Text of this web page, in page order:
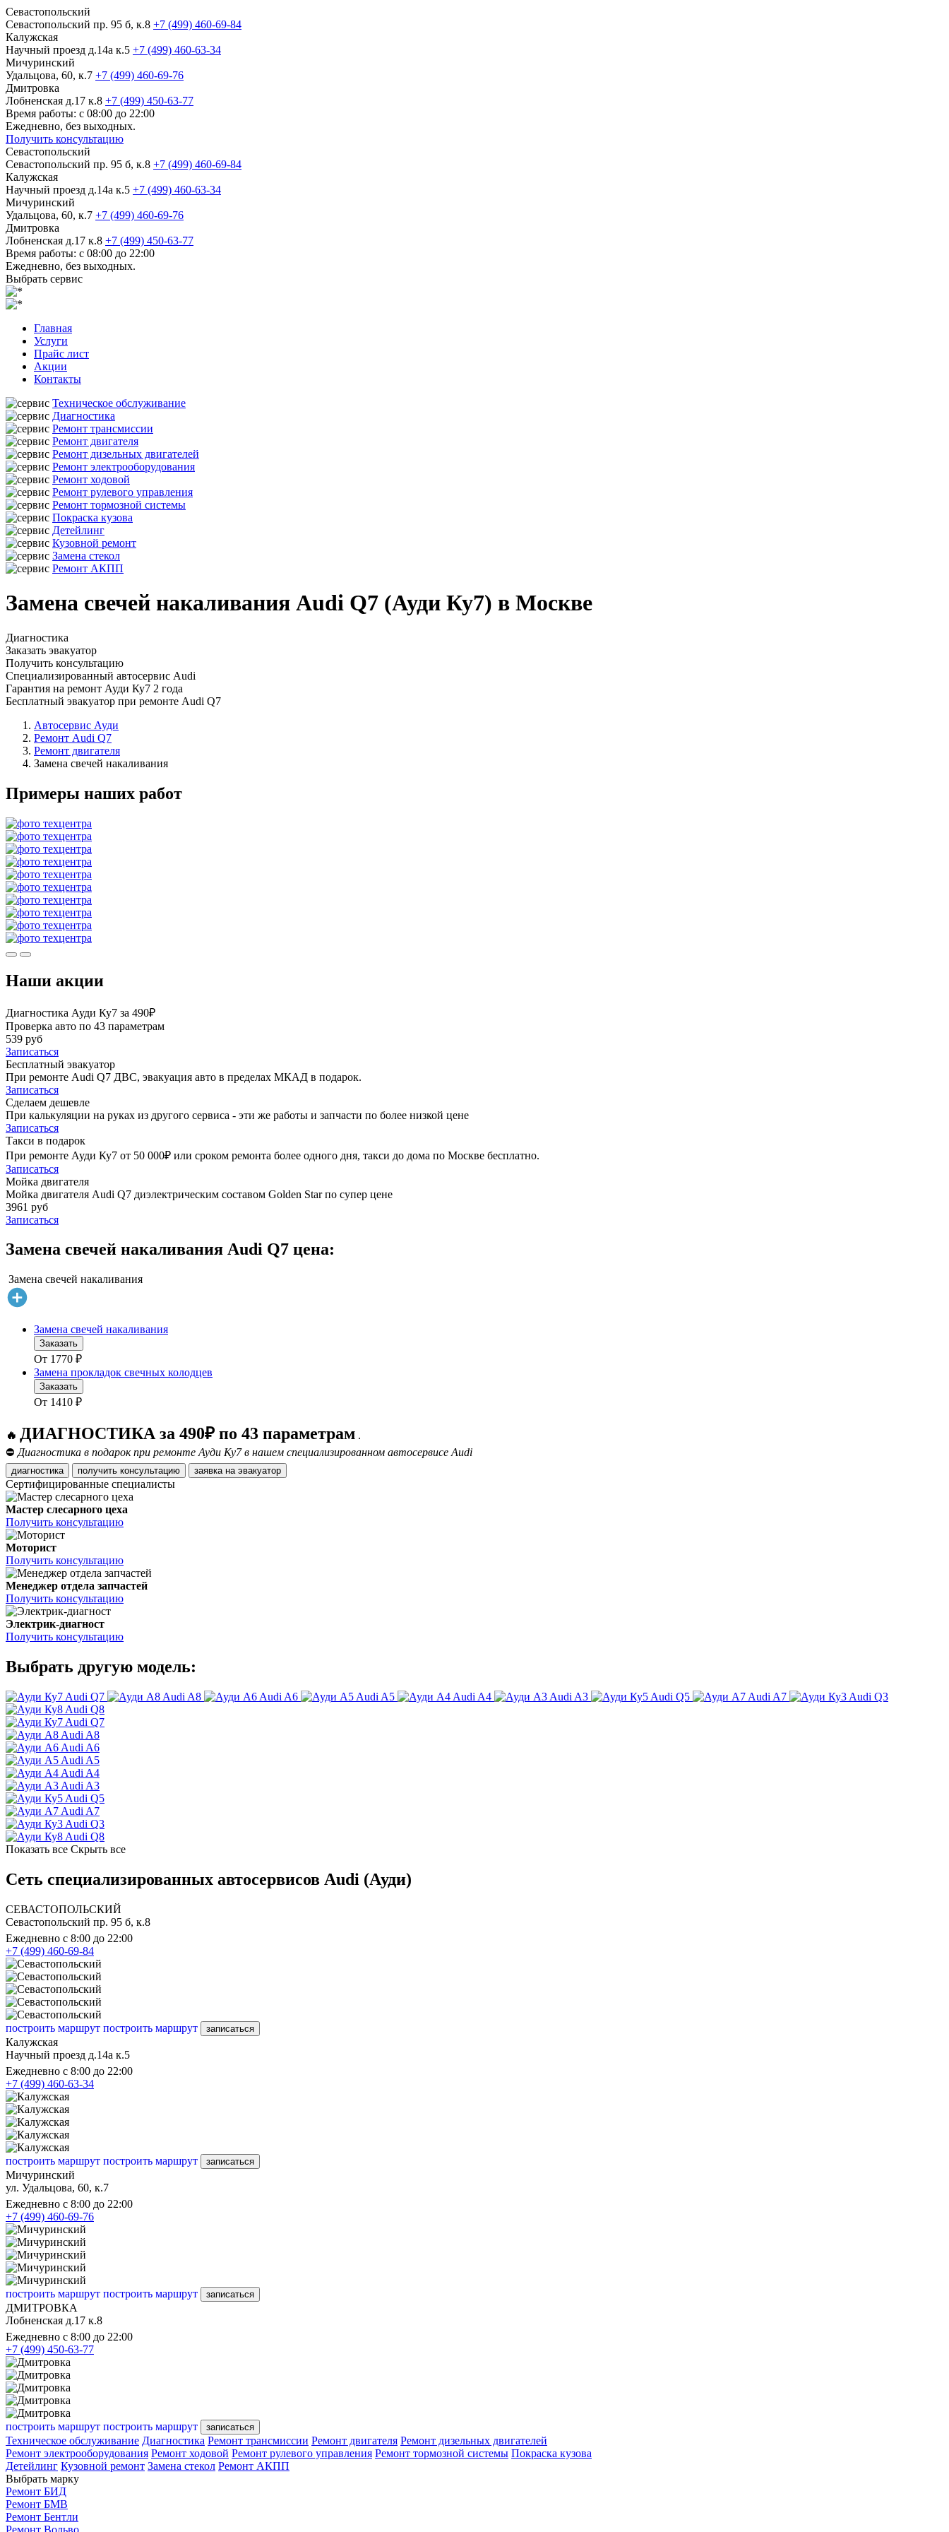
Севастопольский
Севастопольский пр. 95 б, к.8 +7 (499) 460-69-84
Калужская
Научный проезд д.14а к.5 +7 (499) 460-63-34
Мичуринский
Удальцова, 60, к.7 +7 (499) 460-69-76
Дмитровка
Лобненская д.17 к.8 +7 (499) 450-63-77
Время работы: с 08:00 до 22:00
Ежедневно, без выходных.
Получить консультацию
Севастопольский
Севастопольский пр. 95 б, к.8 +7 (499) 460-69-84
Калужская
Научный проезд д.14а к.5 +7 (499) 460-63-34
Мичуринский
Удальцова, 60, к.7 +7 (499) 460-69-76
Дмитровка
Лобненская д.17 к.8 +7 (499) 450-63-77
Время работы: с 08:00 до 22:00
Ежедневно, без выходных.
Выбрать сервис
Главная
Услуги
Прайс лист
Акции
Контакты
Техническое обслуживание
Диагностика
Ремонт трансмиссии
Ремонт двигателя
Ремонт дизельных двигателей
Ремонт электрооборудования
Ремонт ходовой
Ремонт рулевого управления
Ремонт тормозной системы
Покраска кузова
Детейлинг
Кузовной ремонт
Замена стекол
Ремонт АКПП
Замена свечей накаливания Audi Q7 (Ауди Ку7) в Москве
Диагностика
Заказать эвакуатор
Получить консультацию
Специализированный автосервис Audi
Гарантия на ремонт Ауди Ку7 2 года
Бесплатный эвакуатор при ремонте Audi Q7
Автосервис Ауди
Ремонт Audi Q7
Ремонт двигателя
Замена свечей накаливания
Примеры наших работ
Наши акции
Диагностика Ауди Ку7 за 490₽
Проверка авто по 43 параметрам
539 руб
Записаться
Бесплатный эвакуатор
При ремонте Audi Q7 ДВС, эвакуация авто в пределах МКАД в подарок.
Записаться
Сделаем дешевле
При калькуляции на руках из другого сервиса - эти же работы и запчасти по более низкой цене
Записаться
Такси в подарок
При ремонте Ауди Ку7 от 50 000₽ или сроком ремонта более одного дня, такси до дома по Москве бесплатно.
Записаться
Мойка двигателя
Мойка двигателя Audi Q7 диэлектрическим составом Golden Star по супер цене
3961 руб
Записаться
Замена свечей накаливания Audi Q7 цена:
Замена свечей накаливания
Замена свечей накаливания
Заказать
От 1770 ₽
Замена прокладок свечных колодцев
Заказать
От 1410 ₽
🔥 ДИАГНОСТИКА за 490₽ по 43 параметрам .
⛔ Диагностика в подарок при ремонте Ауди Ку7 в нашем специализированном автосервисе Audi
диагностика получить консультацию заявка на эвакуатор
Сертифицированные специалисты
Мастер слесарного цеха
Получить консультацию
Моторист
Получить консультацию
Менеджер отдела запчастей
Получить консультацию
Электрик-диагност
Получить консультацию
Выбрать другую модель:
Audi Q7 Audi A8 Audi A6 Audi A5 Audi A4 Audi A3 Audi Q5 Audi A7
Audi Q3
Audi Q8
Audi Q7
Audi A8
Audi A6
Audi A5
Audi A4
Audi A3
Audi Q5
Audi A7
Audi Q3
Audi Q8
Показать все Скрыть все
Сеть специализированных автосервисов Audi (Ауди)
СЕВАСТОПОЛЬСКИЙ
Севастопольский пр. 95 б, к.8
Ежедневно с 8:00 до 22:00
+7 (499) 460-69-84
построить маршрут построить маршрут записаться
Калужская
Научный проезд д.14а к.5
Ежедневно с 8:00 до 22:00
+7 (499) 460-63-34
построить маршрут построить маршрут записаться
Мичуринский
ул. Удальцова, 60, к.7
Ежедневно с 8:00 до 22:00
+7 (499) 460-69-76
построить маршрут построить маршрут записаться
ДМИТРОВКА
Лобненская д.17 к.8
Ежедневно с 8:00 до 22:00
+7 (499) 450-63-77
построить маршрут построить маршрут записаться
Техническое обслуживание Диагностика Ремонт трансмиссии Ремонт двигателя Ремонт дизельных двигателей
Ремонт электрооборудования Ремонт ходовой Ремонт рулевого управления Ремонт тормозной системы Покраска кузова
Детейлинг Кузовной ремонт Замена стекол Ремонт АКПП
Выбрать марку
Ремонт БИД
Ремонт БМВ
Ремонт Бентли
Ремонт Вольво